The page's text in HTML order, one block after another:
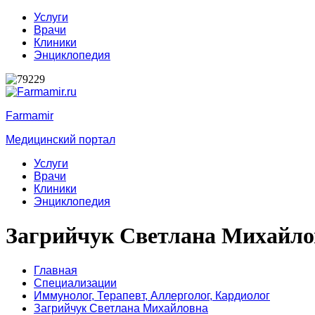
Услуги
Врачи
Клиники
Энциклопедия
Farmamir
Медицинский портал
Услуги
Врачи
Клиники
Энциклопедия
Загрийчук Светлана
Главная
Специализации
Иммунолог, Терапевт, Аллерголог, Кардиолог
Загрийчук Светлана Михайловна